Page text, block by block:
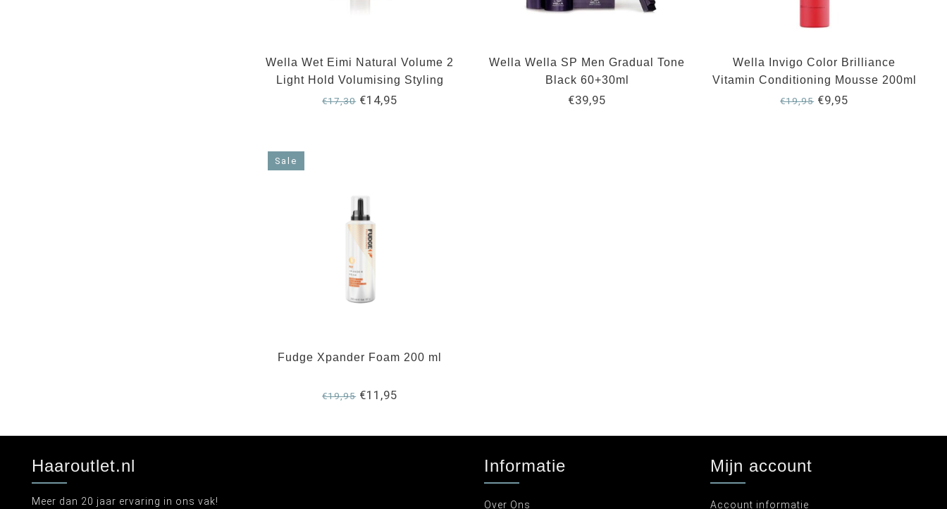
Wella Wet Eimi Natural Volume 2
Light Hold Volumising Styling
Mousse 500ml
€17,30€14,95
Wella Wella SP Men Gradual Tone
Black 60+30ml
€39,95
Wella Invigo Color Brilliance
Vitamin Conditioning Mousse 200ml
€19,95€9,95
Sale
Fudge Xpander Foam 200 ml
€19,95€11,95
Haaroutlet.nl
Meer dan 20 jaar ervaring in ons vak!
Informatie
Over Ons
Mijn account
Account informatie